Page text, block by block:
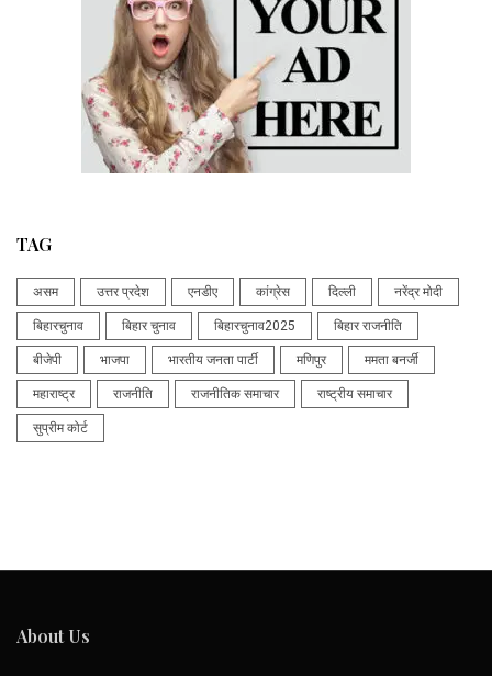
TAG
असम उत्तर प्रदेश एनडीए कांग्रेस दिल्ली नरेंद्र मोदी
बिहारचुनाव बिहार चुनाव बिहारचुनाव2025 बिहार राजनीति
बीजेपी भाजपा भारतीय जनता पार्टी मणिपुर ममता बनर्जी
महाराष्ट्र राजनीति राजनीतिक समाचार राष्ट्रीय समाचार
सुप्रीम कोर्ट
About Us